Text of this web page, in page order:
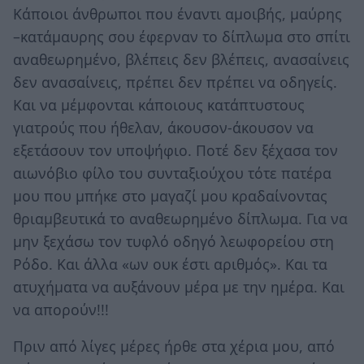
Κάποιοι άνθρωποι που έναντι αμοιβής, μαύρης
–κατάμαυρης σου έφερναν το δίπλωμα στο σπίτι
αναθεωρημένο, βλέπεις δεν βλέπεις, ανασαίνεις
δεν ανασαίνεις, πρέπει δεν πρέπει να οδηγείς.
Και να μέμφονται κάποιους κατάπτυστους
γιατρούς που ήθελαν, άκουσον-άκουσον να
εξετάσουν τον υποψήφιο. Ποτέ δεν ξέχασα τον
αιωνόβιο φίλο του συνταξιούχου τότε πατέρα
μου που μπήκε στο μαγαζί μου κραδαίνοντας
θριαμβευτικά το αναθεωρημένο δίπλωμα. Για να
μην ξεχάσω τον τυφλό οδηγό λεωφορείου στη
Ρόδο. Και άλλα «ων ουκ έστι αριθμός». Και τα
ατυχήματα να αυξάνουν μέρα με την ημέρα. Και
να απορούν!!!
Πριν από λίγες μέρες ήρθε στα χέρια μου, από